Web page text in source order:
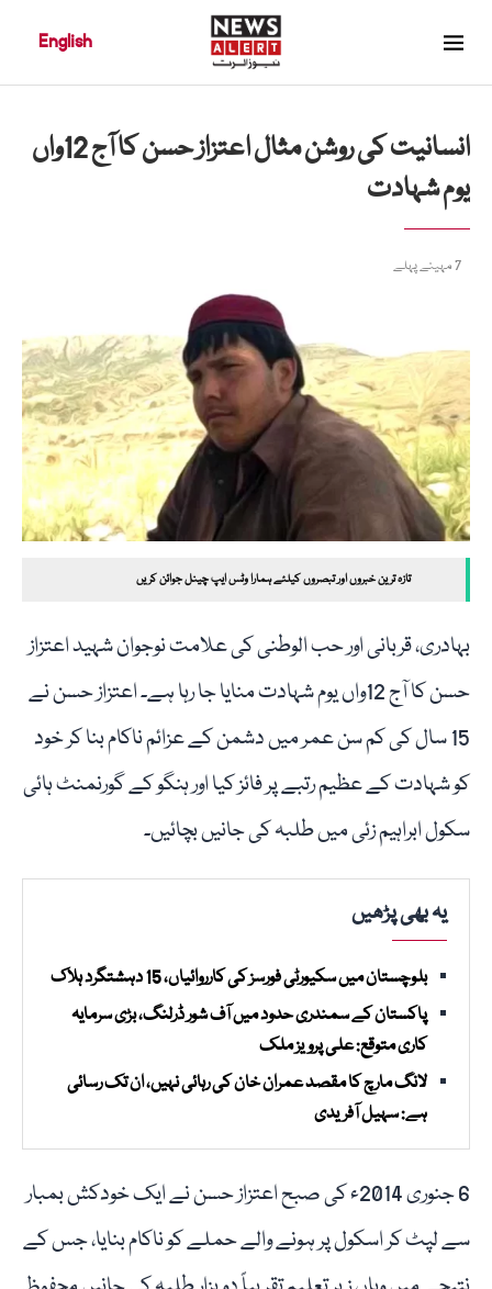
English
انسانیت کی روشن مثال اعتزاز حسن کا آج 12واں
یوم شہادت
7 مہینے پہلے
تازہ ترین خبروں اور تبصروں کیلئے ہمارا وٹس ایپ چینل جوائن کریں
بہادری، قربانی اور حب الوطنی کی علامت نوجوان شہید اعتزاز
حسن کا آج 12واں یوم شہادت منایا جا رہا ہے۔ اعتزاز حسن نے
15 سال کی کم سن عمر میں دشمن کے عزائم ناکام بنا کر خود
کو شہادت کے عظیم رتبے پر فائز کیا اور ہنگو کے گورنمنٹ ہائی
سکول ابراہیم زئی میں طلبہ کی جانیں بچائیں۔
یہ بھی پڑھیں
بلوچستان میں سکیورٹی فورسز کی کارروائیاں، 15 دہشتگرد ہلاک
پاکستان کے سمندری حدود میں آف شور ڈرلنگ، بڑی سرمایہ
کاری متوقع: علی پرویز ملک
لانگ مارچ کا مقصد عمران خان کی رہائی نہیں، ان تک رسائی
ہے: سہیل آفریدی
6 جنوری 2014ء کی صبح اعتزاز حسن نے ایک خودکش بمبار
سے لپٹ کر اسکول پر ہونے والے حملے کو ناکام بنایا، جس کے